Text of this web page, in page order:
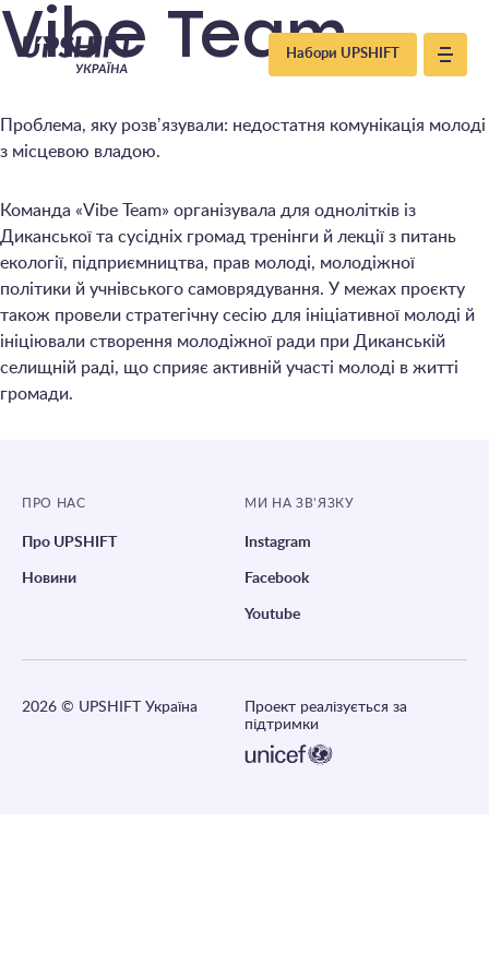
Upshift
–
Україна
Набори UPSHIFT
Vibe Team
Проблема, яку розвʼязували: недостатня комунікація молоді
з місцевою владою.
Команда «Vibe Team» організувала для однолітків із
Диканської та сусідніх громад тренінги й лекції з питань
екології, підприємництва, прав молоді, молодіжної
політики й учнівського самоврядування. У межах проєкту
також провели стратегічну сесію для ініціативної молоді й
ініціювали створення молодіжної ради при Диканській
селищній раді, що сприяє активній участі молоді в житті
громади.
ПРО НАС
Про UPSHIFT
Новини
МИ НА ЗВ’ЯЗКУ
Instagram
Facebook
Youtube
2026 © UPSHIFT Україна
Проект реалізується за
підтримки